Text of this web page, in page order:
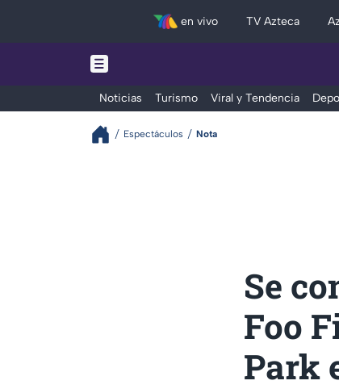
en vivo TV Azteca
Noticias Turismo Viral y Tendencia
Espectáculos Nota
Se
Foo
Park